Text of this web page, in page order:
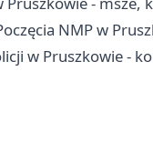
NMP w
w Pruszkowie -